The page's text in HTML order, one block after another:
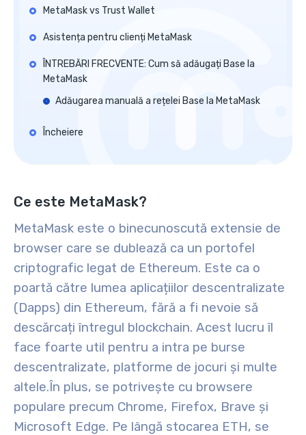
MetaMask vs Trust Wallet
Asistența pentru clienți MetaMask
ÎNTREBĂRI FRECVENTE: Cum să adăugați Base la
MetaMask
Adăugarea manuală a rețelei Base la MetaMask
Încheiere
Ce este MetaMask?
MetaMask este o binecunoscută extensie de
browser care se dublează ca un portofel
criptografic legat de Ethereum. Este ca o
poartă către lumea aplicațiilor descentralizate
(Dapps) din Ethereum, fără a fi nevoie să
descărcați întregul blockchain. Acest lucru îl
face foarte util pentru a intra pe burse
descentralizate, platforme de jocuri și multe
altele.În plus, se potrivește cu browsere
populare precum Chrome, Firefox, Brave și
Microsoft Edge. Pe lângă stocarea ETH, se